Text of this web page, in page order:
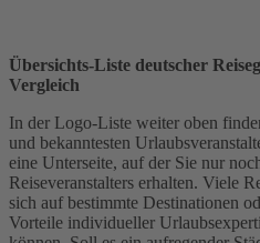
Übersichts-Liste deutscher
Vergleich
In der Logo-Liste weiter oben
und bekanntesten
eine Unterseite, auf der Sie nur
Reiseveranstalters erhalten. Viele
sich auf bestimmte Destinationen
Vorteile individueller